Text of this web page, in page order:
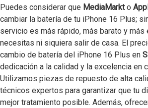
Puedes considerar que MediaMarkto
cambiar la batería de tu iPhone 16 Plus;
servicio es más rápido, más barato y más
necesitas ni siquiera salir de casa. El
cambio de batería del iPhone 16 Plus en
dedicación a la calidad y la excelencia en
Utilizamos piezas de repuesto de alta
técnicos expertos para garantizar que tu
mejor tratamiento posible. Además,